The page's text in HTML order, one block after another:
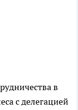
в
с делегацией